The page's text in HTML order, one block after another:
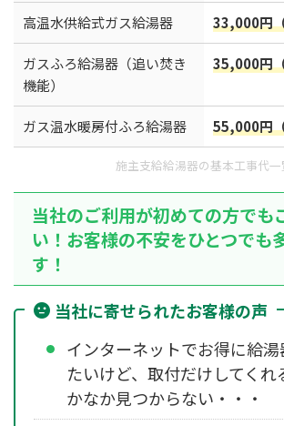
高温水供給式ガス給湯器 33,000円
ガスふろ給湯器（追い焚き
機能）
35,000円
ガス温水暖房付ふろ給湯器 55,000円
施主支給給湯器の基本工事代一
当社のご利用が初めての方でも
い！お客様の不安をひとつでも
す！
当社に寄せられたお客様の声
インターネットでお得に給
たいけど、取付だけしてくれ
かなか見つからない・・・